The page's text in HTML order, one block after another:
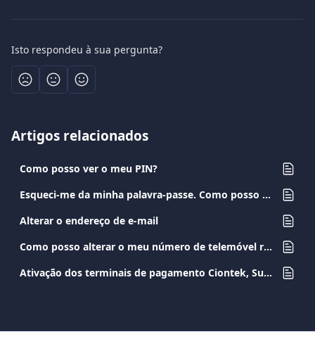
Isto respondeu à sua pergunta?
Artigos relacionados
Como posso ver o meu PIN?
Esqueci-me da minha palavra-passe. Como posso redefini-la?
Alterar o endereço de e-mail
Como posso alterar o meu número de telemóvel registado?
Ativação dos terminais de pagamento Ciontek, Sunmi e PAX A8900